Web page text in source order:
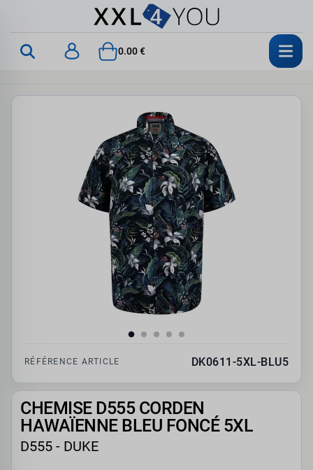
0.00 €
RÉFÉRENCE ARTICLE DK0611-5XL-BLU5
CHEMISE D555 CORDEN
HAWAÏENNE BLEU FONCÉ 5XL
D555 - DUKE